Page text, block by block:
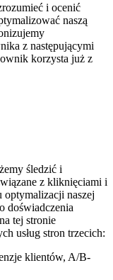
i ocenić
naszą
z następującymi
korzysta już z
śledzić i
z kliknięciami i
naszej
doświadczenia
tej stronie
usług stron trzecich:
klientów, A/B-